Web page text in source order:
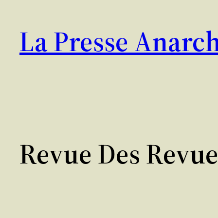
contenu
La Presse
Revue Des